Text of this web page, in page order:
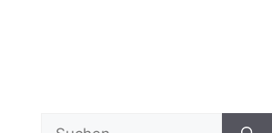
Suchen